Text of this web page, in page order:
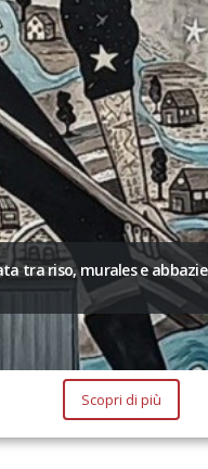
tra riso, murales e abbazie
Scopri di più